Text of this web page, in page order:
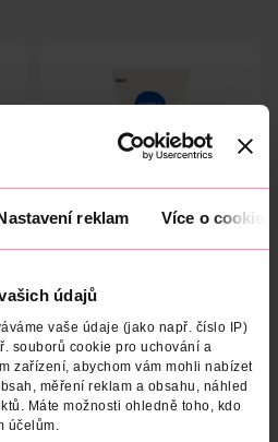
reklam Více o cookies
údajů
vaše údaje (jako např. číslo IP)
souborů cookie pro uchování a
zařízení, abychom vám mohli nabízet
měření reklam a obsahu, náhled
Máte možnosti ohledně toho, kdo
účelům.
sérum Q10
NIVEA 200 ml
299 Kč